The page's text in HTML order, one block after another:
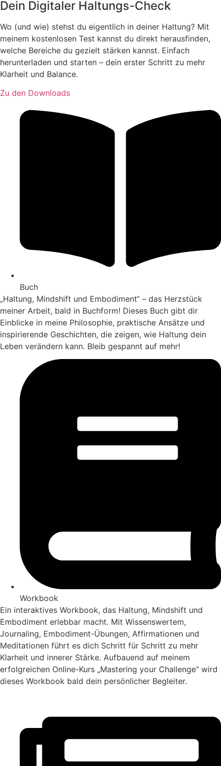
Dein Digitaler Haltungs-Check
Wo (und wie) stehst du eigentlich in deiner Haltung? Mit
meinem kostenlosen Test kannst du direkt herausfinden,
welche Bereiche du gezielt stärken kannst. Einfach
herunterladen und starten – dein erster Schritt zu mehr
Klarheit und Balance.
Zu den Downloads
Buch
„Haltung, Mindshift und Embodiment“ – das Herzstück
meiner Arbeit, bald in Buchform! Dieses Buch gibt dir
Einblicke in meine Philosophie, praktische Ansätze und
inspirierende Geschichten, die zeigen, wie Haltung dein
Leben verändern kann. Bleib gespannt auf mehr!
Workbook
Ein interaktives Workbook, das Haltung, Mindshift und
Embodiment erlebbar macht. Mit Wissenswertem,
Journaling, Embodiment-Übungen, Affirmationen und
Meditationen führt es dich Schritt für Schritt zu mehr
Klarheit und innerer Stärke. Aufbauend auf meinem
erfolgreichen Online-Kurs „Mastering your Challenge“ wird
dieses Workbook bald dein persönlicher Begleiter.